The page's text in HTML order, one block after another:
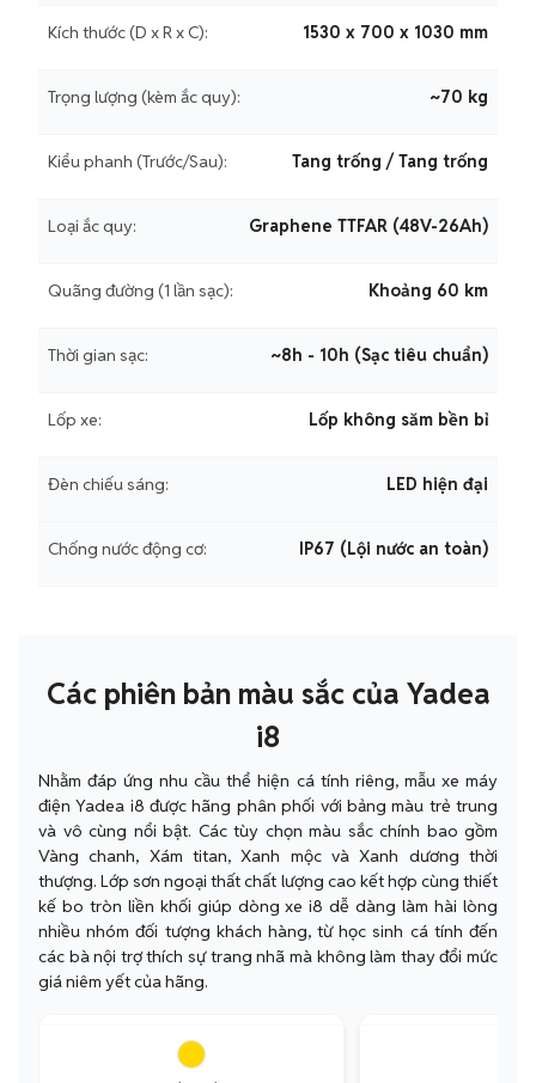
Kích thước (D x R x C): 1530 x 700 x 1030 mm
Trọng lượng (kèm ắc quy): ~70 kg
Kiểu phanh (Trước/Sau): Tang trống / Tang trống
Loại ắc quy: Graphene TTFAR (48V-26Ah)
Quãng đường (1 lần sạc): Khoảng 60 km
Thời gian sạc: ~8h - 10h (Sạc tiêu chuẩn)
Lốp xe: Lốp không săm bền bỉ
Đèn chiếu sáng: LED hiện đại
Chống nước động cơ: IP67 (Lội nước an toàn)
Các phiên bản màu sắc của Yadea
i8
Nhằm đáp ứng nhu cầu thể hiện cá tính riêng, mẫu xe máy
điện Yadea i8 được hãng phân phối với bảng màu trẻ trung
và vô cùng nổi bật. Các tùy chọn màu sắc chính bao gồm
Vàng chanh, Xám titan, Xanh mộc và Xanh dương thời
thượng. Lớp sơn ngoại thất chất lượng cao kết hợp cùng thiết
kế bo tròn liền khối giúp dòng xe i8 dễ dàng làm hài lòng
nhiều nhóm đối tượng khách hàng, từ học sinh cá tính đến
các bà nội trợ thích sự trang nhã mà không làm thay đổi mức
giá niêm yết của hãng.